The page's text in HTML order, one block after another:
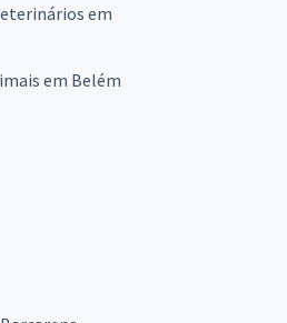
em
em Belém